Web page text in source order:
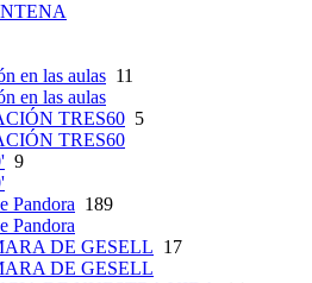
en las aulas 11
en las aulas
TRES60 5
TRES60
9
Pandora 189
Pandora
DE GESELL 17
DE GESELL